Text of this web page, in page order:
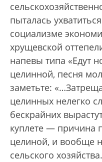
пыталась
социализме
хрущевской
напевы типа «Едут
целинной, песня
заметьте:
целинных нелегко
бескрайних
куплете — причина
целиной, и вообще
сельского